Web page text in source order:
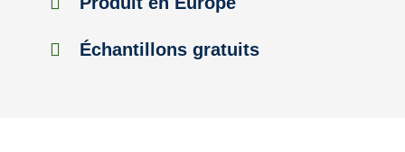
Échantillons gratuits